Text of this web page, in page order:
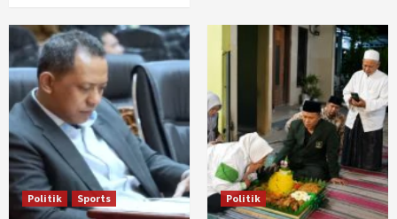
Politik Sports Politik